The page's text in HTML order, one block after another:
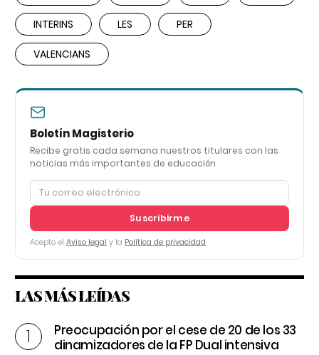
INTERINS LES PER
VALENCIANS
Boletín Magisterio
Recibe gratis cada semana nuestros titulares con las
noticias más importantes de educación
Suscribirme
Acepto el Aviso legal y la Política de privacidad
LAS MÁS LEÍDAS
Preocupación por el cese de 20 de los 33
dinamizadores de la FP Dual intensiva